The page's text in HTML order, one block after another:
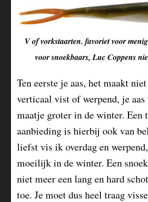
V of vorkstaarten. favoriet voor
voor snoekbaars, Luc Coppens
Ten eerste je aas, het maakt
verticaal vist of werpend, je aas
maatje groter in de winter. Een
aanbieding is hierbij ook van
liefst vis ik overdag en
moeilijk in de winter. Een
niet meer een lang en hard
toe. Je moet dus heel traag